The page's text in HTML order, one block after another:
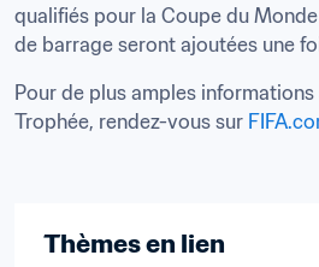
qualifiés pour la Coupe du
de barrage seront ajoutées une
Pour de plus amples
Trophée, rendez-vous sur
Thèmes en lien